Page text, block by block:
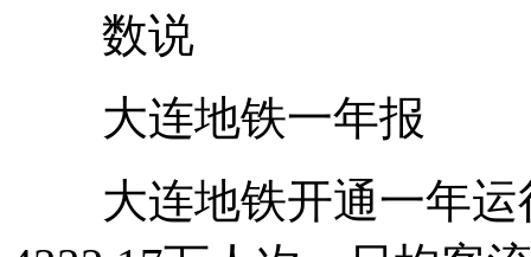
数说
大连地铁一年报
大连地铁开通一年运